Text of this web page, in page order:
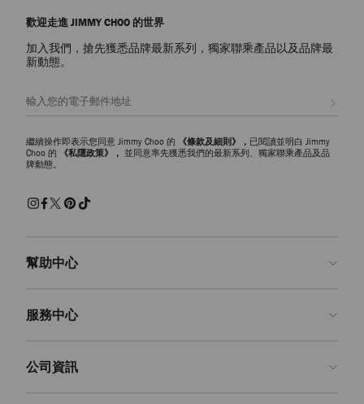
索您的專屬經典單品——入手極致奢美的托特包，多種尺寸隨您選擇，能
夠輕鬆容納您的所有日常必備品。
日常使用還是優雅旅行，都是您的心儀之選。
拉菲草和絨面革托特包
探索充滿浪漫氣息的拉菲草沙灘包和流蘇飾絨面革托特包，於不經意間盡
顯隨性自在的鬆弛感與波希米亞風情的迷人魅力。每款設計都爲您的造型
型，品牌標誌性細節設計凸顯品質追求，成就令人眼前一亮的精美單品。
顔色和款式選擇
選擇濃郁朱古力色和奶油色等柔和色調搭配精緻日常造型，或可大膽嘗試
鮮艶色彩，爲休閑造型增添時尚亮眼感。無論是上班、旅遊還是週末休
閑，選擇設計師款女士托特包打造不同造型，都能盡顯輕鬆優雅又精緻時
歡迎走進 JIMMY CHOO 的世界
加入我們，搶先獲悉品牌最新系列，獨家聯乘產品以及品牌最
新動態。
繼續操作即表示您同意 Jimmy Choo 的 《條款及細則》， 已閱讀並明白 Jimmy
Choo 的
《私隱政策》， 並同意率先獲悉我們的最新系列、獨家聯乘產品及品
牌動態。
幫助中心
常見問題解答
申請退貨
服務中心
定制服務
公司資訊